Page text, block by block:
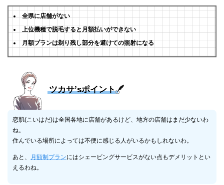
全県に店舗がない
上位機種で脱毛すると月額払いができない
月額プランは剃り残し部分を避けての照射になる
ツカサ’sポイント
恋肌(こいはだ)は全国各地に店舗があるけど、地方の店舗はまだ少ないわ
ね。
住んでいる場所によっては不便に感じる人がいるかもしれないわ。
あと、 月額制プランにはシェービングサービスがない点もデメリットとい
えるわね。